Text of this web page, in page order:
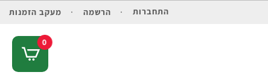
התחברות הרשמה מעקב הזמנות
0